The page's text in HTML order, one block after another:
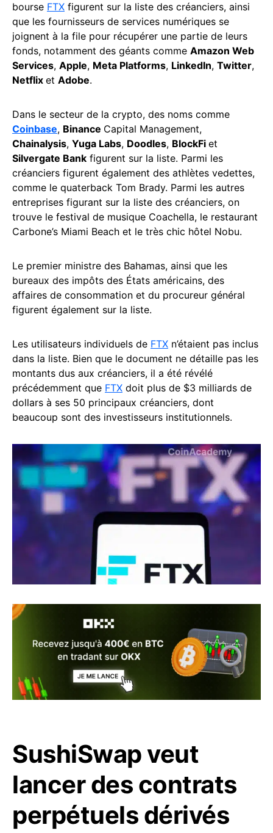
bourse FTX figurent sur la liste des créanciers, ainsi
que les fournisseurs de services numériques se
joignent à la file pour récupérer une partie de leurs
fonds, notamment des géants comme Amazon Web
Services, Apple, Meta Platforms, LinkedIn, Twitter,
Netflix et Adobe.
Dans le secteur de la crypto, des noms comme
Coinbase, Binance Capital Management,
Chainalysis, Yuga Labs, Doodles, BlockFi et
Silvergate Bank figurent sur la liste. Parmi les
créanciers figurent également des athlètes vedettes,
comme le quaterback Tom Brady. Parmi les autres
entreprises figurant sur la liste des créanciers, on
trouve le festival de musique Coachella, le restaurant
Carbone’s Miami Beach et le très chic hôtel Nobu.
Le premier ministre des Bahamas, ainsi que les
bureaux des impôts des États américains, des
affaires de consommation et du procureur général
figurent également sur la liste.
Les utilisateurs individuels de FTX n’étaient pas inclus
dans la liste. Bien que le document ne détaille pas les
montants dus aux créanciers, il a été révélé
précédemment que FTX doit plus de $3 milliards de
dollars à ses 50 principaux créanciers, dont
beaucoup sont des investisseurs institutionnels.
SushiSwap veut
lancer des contrats
perpétuels dérivés